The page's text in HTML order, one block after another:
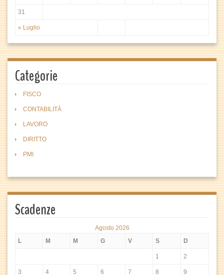
« Luglio
31
Categorie
FISCO
CONTABILITÀ
LAVORO
DIRITTO
PMI
Scadenze
Agosto 2026
L
M M G V S D
1 2
3 4 5 6 7 8 9